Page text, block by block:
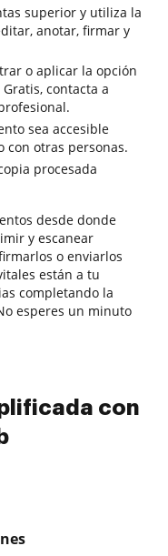
superior y utiliza la
anotar, firmar y
o aplicar la opción
contacta a
sea accesible
con otras personas.
procesada
desde donde
y escanear
o enviarlos
están a tu
completando la
esperes un minuto
con